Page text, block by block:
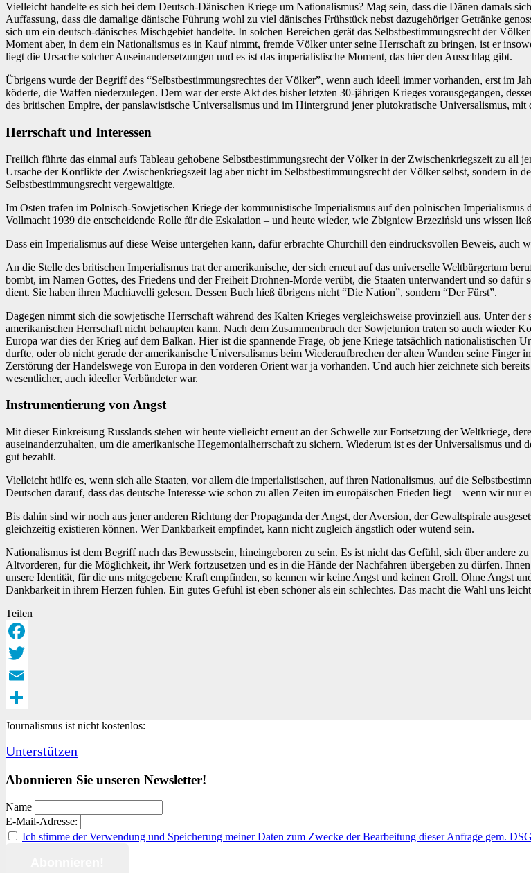
Vielleicht handelte es sich bei dem Deutsch-Dänischen Kriege um Nationalismus? Mag sein, dass die Dänen damals
Auffassung, dass die damalige dänische Führung wohl zu viel dänisches Frühstück nebst dazugehöriger Getränke
sich um ein deutsch-dänisches Mischgebiet handelte. In solchen Bereichen gerät das Selbstbestimmungsrecht der
Moment aber, in dem ein Nationalismus es in Kauf nimmt, fremde Völker unter seine Herrschaft zu bringen, ist er
liegt die Ursache solcher Auseinandersetzungen und es ist das imperialistische Moment, das hier den Ausschlag gibt.
Übrigens wurde der Begriff des “Selbstbestimmungsrechtes der Völker”, wenn auch ideell immer vorhanden, erst im
köderte, die Waffen niederzulegen. Dem war der erste Akt des bisher letzten 30-jährigen Krieges vorausgegangen,
des britischen Empire, der panslawistische Universalismus und im Hintergrund jener plutokratische Universalismus,
Herrschaft und Interessen
Freilich führte das einmal aufs Tableau gehobene Selbstbestimmungsrecht der Völker in der Zwischenkriegszeit zu
Ursache der Konflikte der Zwischenkriegszeit lag aber nicht im Selbstbestimmungsrecht der Völker selbst, sondern in
Selbstbestimmungsrecht vergewaltigte.
Im Osten trafen im Polnisch-Sowjetischen Kriege der kommunistische Imperialismus auf den polnischen
Vollmacht 1939 die entscheidende Rolle für die Eskalation – und heute wieder, wie Zbigniew Brzeziński uns wissen
Dass ein Imperialismus auf diese Weise untergehen kann, dafür erbrachte Churchill den eindrucksvollen Beweis, auch
An die Stelle des britischen Imperialismus trat der amerikanische, der sich erneut auf das universelle Weltbürgertum
bombt, im Namen Gottes, des Friedens und der Freiheit Drohnen-Morde verübt, die Staaten unterwandert und so
dient. Sie haben ihren Machiavelli gelesen. Dessen Buch hieß übrigens nicht “Die Nation”, sondern “Der Fürst”.
Dagegen nimmt sich die sowjetische Herrschaft während des Kalten Krieges vergleichsweise provinziell aus. Unter
amerikanischen Herrschaft nicht behaupten kann. Nach dem Zusammenbruch der Sowjetunion traten so auch wieder
Europa war dies der Krieg auf dem Balkan. Hier ist die spannende Frage, ob jene Kriege tatsächlich nationalistischen
durfte, oder ob nicht gerade der amerikanische Universalismus beim Wiederaufbrechen der alten Wunden seine Finger
Zerstörung der Handelswege von Europa in den vorderen Orient war ja vorhanden. Und auch hier zeichnete sich
wesentlicher, auch ideeller Verbündeter war.
Instrumentierung von Angst
Mit dieser Einkreisung Russlands stehen wir heute vielleicht erneut an der Schwelle zur Fortsetzung der Weltkriege,
auseinanderzuhalten, um die amerikanische Hegemonialherrschaft zu sichern. Wiederum ist es der Universalismus
gut bezahlt.
Vielleicht hülfe es, wenn sich alle Staaten, vor allem die imperialistischen, auf ihren Nationalismus, auf die
Deutschen darauf, dass das deutsche Interesse wie schon zu allen Zeiten im europäischen Frieden liegt – wenn wir nur
Bis dahin sind wir noch aus jener anderen Richtung der Propaganda der Angst, der Aversion, der Gewaltspirale
gleichzeitig existieren können. Wer Dankbarkeit empfindet, kann nicht zugleich ängstlich oder wütend sein.
Nationalismus ist dem Begriff nach das Bewusstsein, hineingeboren zu sein. Es ist nicht das Gefühl, sich über andere
Altvorderen, für die Möglichkeit, ihr Werk fortzusetzen und es in die Hände der Nachfahren übergeben zu dürfen.
unsere Identität, für die uns mitgegebene Kraft empfinden, so kennen wir keine Angst und keinen Groll. Ohne Angst
Dankbarkeit in ihrem Herzen fühlen. Ein gutes Gefühl ist eben schöner als ein schlechtes. Das macht die Wahl uns
Teilen
Facebook
Twitter
Email
Teilen
Journalismus ist nicht kostenlos:
Unterstützen
Abonnieren Sie unseren Newsletter!
Name
E-Mail-Adresse:
Ich stimme der Verwendung und Speicherung meiner Daten zum Zwecke der Bearbeitung dieser Anfrage gem.